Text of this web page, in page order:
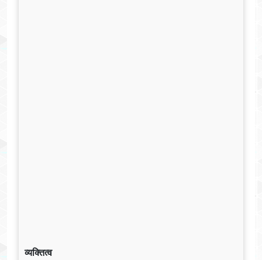
व्यक्तित्व